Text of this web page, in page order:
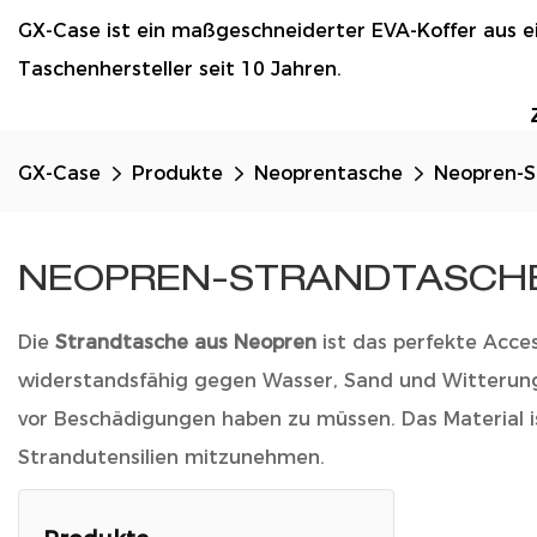
GX-Case ist ein maßgeschneiderter EVA-Koffer aus
Taschenhersteller seit 10 Jahren.
GX-Case Produkte Neoprentasche Neopren-
NEOPREN-
Die Strandtasche aus Neopren ist das perfekte
widerstandsfähig gegen Wasser, Sand und
vor Beschädigungen haben zu müssen. Das
Strandutensilien mitzunehmen.